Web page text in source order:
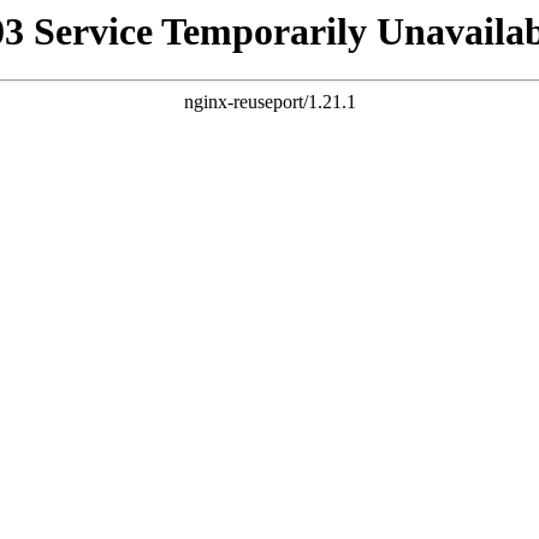
Service Temporarily
nginx-reuseport/1.21.1